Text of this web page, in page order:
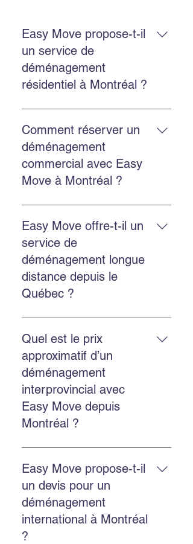
Easy Move propose-t-il
un service de
déménagement
résidentiel à Montréal ?
Oui. Easy Move Montréal propose
un service résidentiel à Montréal et
en banlieue, avec une équipe
expérimentée qui manipule vos
biens avec soin.
Comment réserver un
déménagement
commercial avec Easy
Move à Montréal ?
Réservez en remplissant le
formulaire sur le site, en appelant
au 514‑578‑6903, ou en nous
Instagram pour une réponse
rapide.
Easy Move offre-t-il un
service de
déménagement longue
distance depuis le
Québec ?
Oui. Easy Move réalise des
déménagements provinciaux et
internationaux depuis le Québec.
Contactez-nous pour une cotation
personnalisée.
Quel est le prix
approximatif d’un
déménagement
interprovincial avec
Easy Move depuis
Montréal ?
Le prix dépend de la distance, du
volume et des services choisis.
Easy Move propose des
soumissions gratuites en ligne
pour estimer chaque
déménagement.
Easy Move propose-t-il
un devis pour un
déménagement
international à Montréal
?